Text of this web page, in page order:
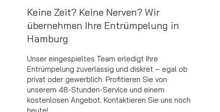
Keine Zeit? Keine Nerven? Wir
übernehmen Ihre Entrümpelung in
Hamburg
Unser eingespieltes Team erledigt Ihre
Entrümpelung zuverlässig und diskret – egal ob
privat oder gewerblich. Profitieren Sie von
unserem 48-Stunden-Service und einem
kostenlosen Angebot. Kontaktieren Sie uns noch